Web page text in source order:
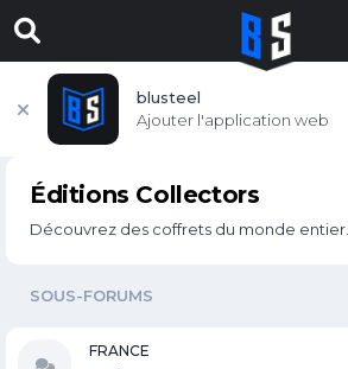
blusteel
Ajouter l'application web
Éditions Collectors
Découvrez des coffrets du monde entier...
SOUS-FORUMS
FRANCE